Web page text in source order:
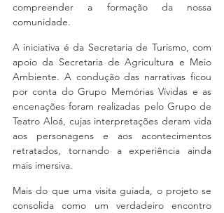
compreender a formação da nossa
comunidade.
A iniciativa é da Secretaria de Turismo, com
apoio da Secretaria de Agricultura e Meio
Ambiente. A condução das narrativas ficou
por conta do Grupo Memórias Vívidas e as
encenações foram realizadas pelo Grupo de
Teatro Aloá, cujas interpretações deram vida
aos personagens e aos acontecimentos
retratados, tornando a experiência ainda
mais imersiva.
Mais do que uma visita guiada, o projeto se
consolida como um verdadeiro encontro